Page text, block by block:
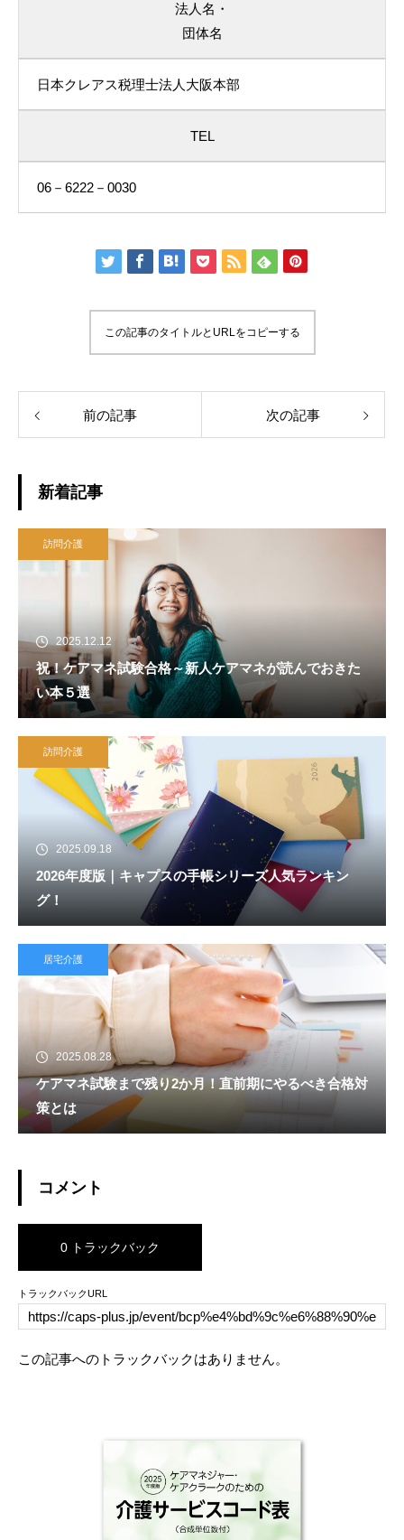
法人名・
団体名
日本クレアス税理士法人大阪本部
TEL
06－6222－0030
この記事のタイトルとURLをコピーする
前の記事 次の記事
新着記事
訪問介護
2025.12.12
祝！ケアマネ試験合格～新人ケアマネが読んでおきた
い本５選
訪問介護
2025.09.18
2026年度版｜キャプスの手帳シリーズ人気ランキン
グ！
居宅介護
2025.08.28
ケアマネ試験まで残り2か月！直前期にやるべき合格対
策とは
コメント
0 トラックバック
トラックバックURL
この記事へのトラックバックはありません。